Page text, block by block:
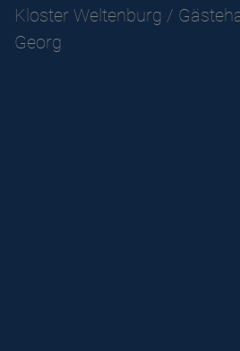
Kloster Weltenburg /
Georg